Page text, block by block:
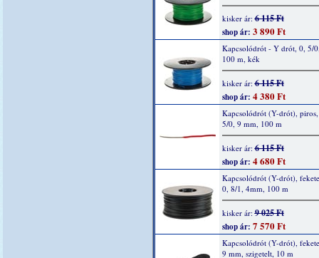
kisker ár:6 115 Ft
shop ár: 3 890 Ft
Kapcsolódrót - Y drót, 0, 5/
100 m, kék
kisker ár:6 115 Ft
shop ár: 4 380 Ft
Kapcsolódrót (Y-drót), piros,
5/0, 9 mm, 100 m
kisker ár:6 115 Ft
shop ár: 4 680 Ft
Kapcsolódrót (Y-drót),
0, 8/1, 4mm, 100 m
kisker ár:9 025 Ft
shop ár: 7 570 Ft
Kapcsolódrót (Y-drót),
9 mm, szigetelt, 10 m